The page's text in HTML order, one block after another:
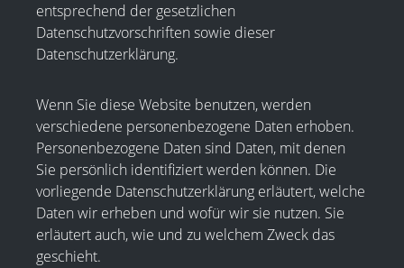
entsprechend der gesetzlichen
Datenschutzvorschriften sowie dieser
Datenschutzerklärung.
Wenn Sie diese Website benutzen, werden
verschiedene personenbezogene Daten erhoben.
Personenbezogene Daten sind Daten, mit denen
Sie persönlich identifiziert werden können. Die
vorliegende Datenschutzerklärung erläutert, welche
Daten wir erheben und wofür wir sie nutzen. Sie
erläutert auch, wie und zu welchem Zweck das
geschieht.